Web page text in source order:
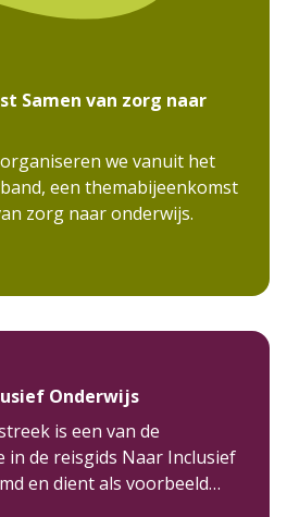
Samen van zorg naar
we vanuit het
een themabijeenkomst
zorg naar onderwijs.
Onderwijs
is een van de
in de reisgids Naar Inclusief
en dient als voorbeeld
de reis richting inclusiever